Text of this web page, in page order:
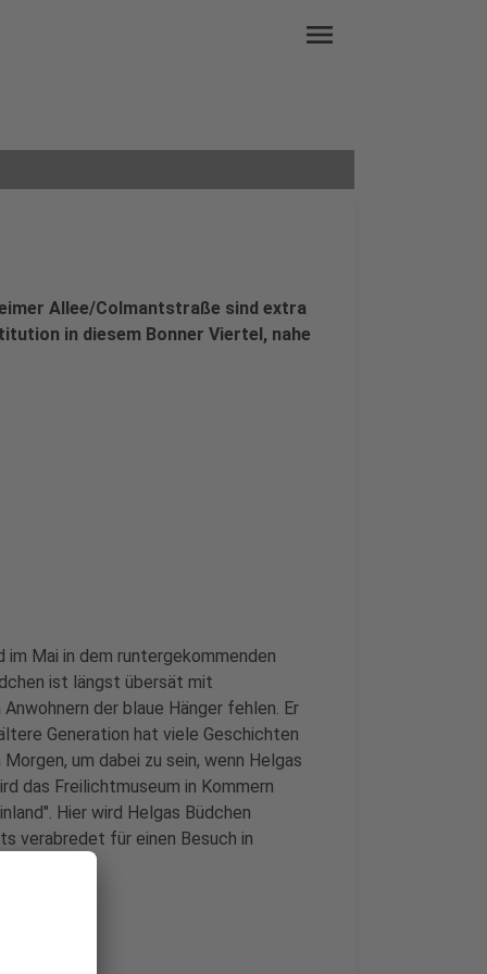
menu
Allee/Colmantstraße sind extra
in diesem Bonner Viertel, nahe
Mai in dem runtergekommenden
ist längst übersät mit
der blaue Hänger fehlen. Er
Generation hat viele Geschichten
um dabei zu sein, wenn Helgas
das Freilichtmuseum in Kommern
Hier wird Helgas Büdchen
verabredet für einen Besuch in